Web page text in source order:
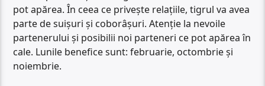
pot apărea. În ceea ce privește relațiile, tigrul va avea
parte de suișuri și coborâșuri. Atenție la nevoile
partenerului și posibilii noi parteneri ce pot apărea în
cale. Lunile benefice sunt: februarie, octombrie și
noiembrie.